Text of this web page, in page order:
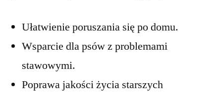
Ułatwienie poruszania się po domu.
Wsparcie dla psów z problemami
stawowymi.
Poprawa jakości życia starszych